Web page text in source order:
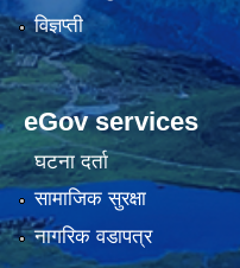
विज्ञप्ती
eGov services
घटना दर्ता
सामाजिक सुरक्षा
नागरिक वडापत्र